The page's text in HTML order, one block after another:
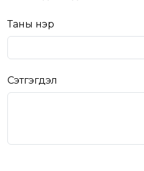
Таны нэр
Сэтгэгдэл